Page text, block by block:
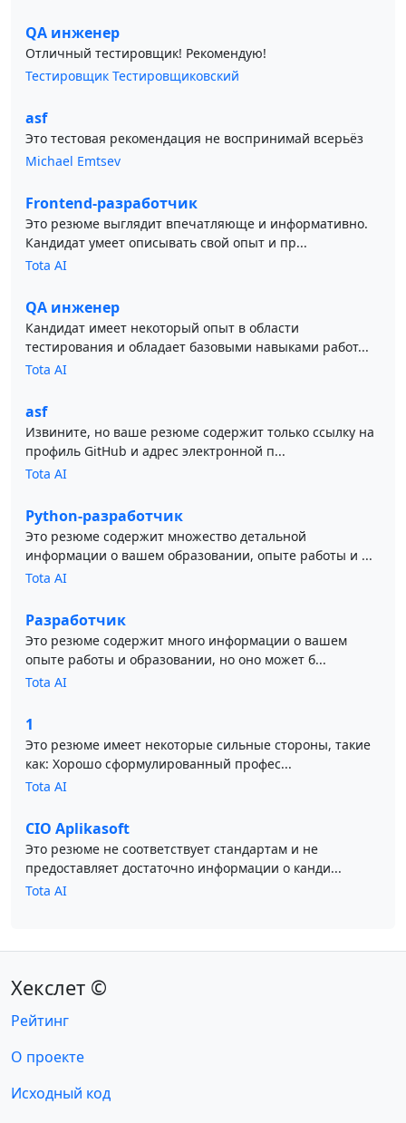
QA инженер
Отличный тестировщик! Рекомендую!
Тестировщик Тестировщиковский
asf
Это тестовая рекомендация не воспринимай всерьёз
Michael Emtsev
Frontend-разработчик
Это резюме выглядит впечатляюще и информативно.
Кандидат умеет описывать свой опыт и пр...
Tota AI
QA инженер
Кандидат имеет некоторый опыт в области
тестирования и обладает базовыми навыками работ...
Tota AI
asf
Извините, но ваше резюме содержит только ссылку на
профиль GitHub и адрес электронной п...
Tota AI
Python-разработчик
Это резюме содержит множество детальной
информации о вашем образовании, опыте работы и ...
Tota AI
Разработчик
Это резюме содержит много информации о вашем
опыте работы и образовании, но оно может б...
Tota AI
1
Это резюме имеет некоторые сильные стороны, такие
как: Хорошо сформулированный профес...
Tota AI
CIO Aplikasoft
Это резюме не соответствует стандартам и не
предоставляет достаточно информации о канди...
Tota AI
Хекслет ©
Рейтинг
О проекте
Исходный код